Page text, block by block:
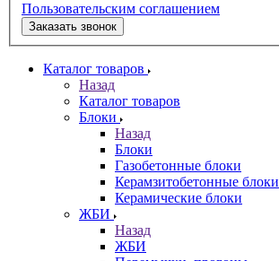
Пользовательским соглашением
Заказать звонок
Каталог товаров
Назад
Каталог товаров
Блоки
Назад
Блоки
Газобетонные блоки
Керамзитобетонные блоки
Керамические блоки
ЖБИ
Назад
ЖБИ